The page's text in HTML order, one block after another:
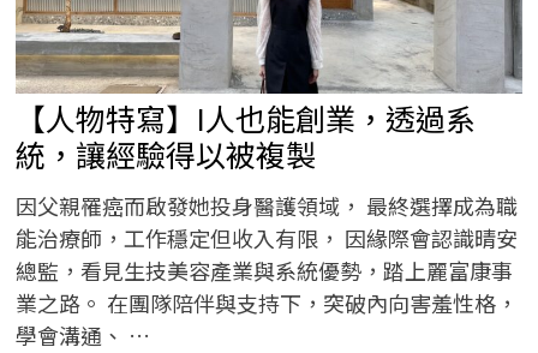
紫
團
隊
白
沙
屯
漁
港
淨
灘
行
動
【人物特寫】I人也能創業，透過系
統，讓經驗得以被複製
因父親罹癌而啟發她投身醫護領域， 最終選擇成為職
能治療師，工作穩定但收入有限， 因緣際會認識晴安
總監，看見生技美容產業與系統優勢，踏上麗富康事
業之路。 在團隊陪伴與支持下，突破內向害羞性格，
學會溝通、 …